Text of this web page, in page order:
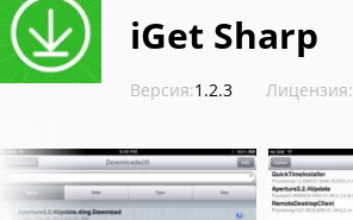
iGet Sharp
Версия:1.2.3 Лицензия: